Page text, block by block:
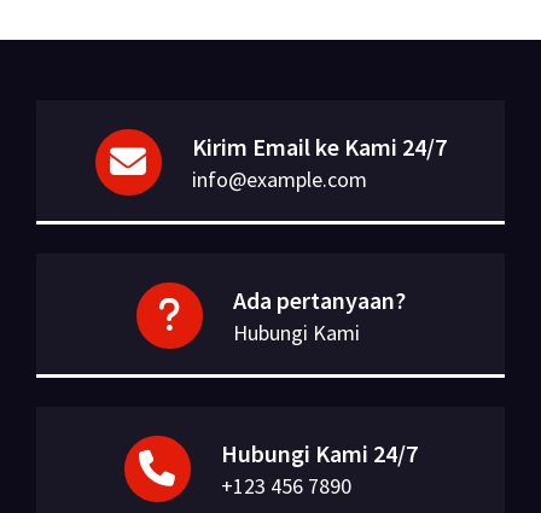
Kirim Email ke Kami 24/7
info@example.com
Ada pertanyaan?
Hubungi Kami
Hubungi Kami 24/7
+123 456 7890